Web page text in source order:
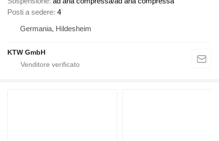
Posti a sedere 4
Germania, Hildesheim
KTW GmbH